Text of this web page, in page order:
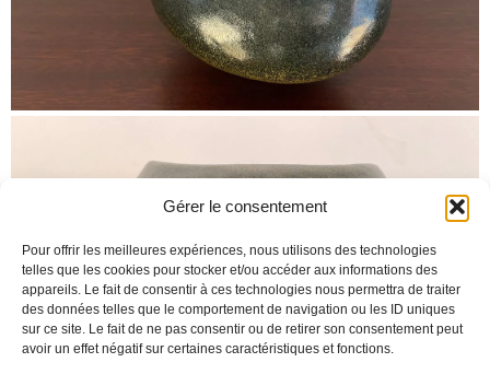
Gérer le consentement
Pour offrir les meilleures expériences, nous utilisons des technologies
telles que les cookies pour stocker et/ou accéder aux informations des
appareils. Le fait de consentir à ces technologies nous permettra de traiter
des données telles que le comportement de navigation ou les ID uniques
sur ce site. Le fait de ne pas consentir ou de retirer son consentement peut
avoir un effet négatif sur certaines caractéristiques et fonctions.